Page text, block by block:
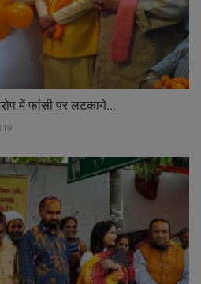
में फांसी पर लटकाये...